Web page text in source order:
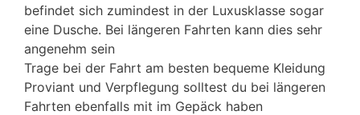
befindet sich zumindest in der Luxusklasse sogar
eine Dusche. Bei längeren Fahrten kann dies sehr
angenehm sein
Trage bei der Fahrt am besten bequeme Kleidung
Proviant und Verpflegung solltest du bei längeren
Fahrten ebenfalls mit im Gepäck haben